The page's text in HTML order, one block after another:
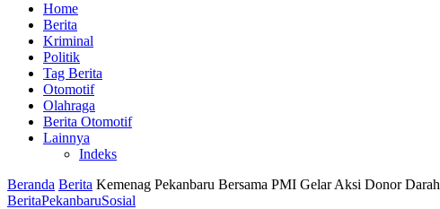
Home
Berita
Kriminal
Politik
Tag Berita
Otomotif
Olahraga
Berita Otomotif
Lainnya
Indeks
Beranda Berita Kemenag Pekanbaru Bersama PMI Gelar Aksi Donor Darah
BeritaPekanbaruSosial